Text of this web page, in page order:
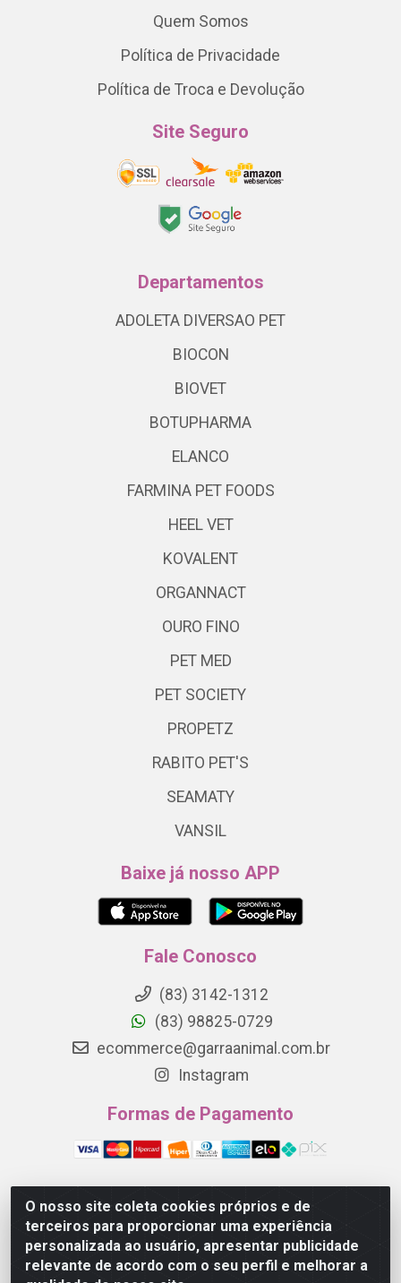
O nosso site coleta cookies próprios e de
terceiros para proporcionar uma experiência
personalizada ao usuário, apresentar publicidade
relevante de acordo com o seu perfil e melhorar a
Quem Somos
Política de Privacidade
Política de Troca e Devolução
Site Seguro
Departamentos
ADOLETA DIVERSAO PET
BIOCON
BIOVET
BOTUPHARMA
ELANCO
FARMINA PET FOODS
HEEL VET
KOVALENT
ORGANNACT
OURO FINO
PET MED
PET SOCIETY
PROPETZ
RABITO PET'S
SEAMATY
VANSIL
Baixe já nosso APP
Fale Conosco
(83) 3142-1312
(83) 98825-0729
ecommerce@garraanimal.com.br
Instagram
Formas de Pagamento
Garra Animal - Rua Quinze de Novembro, 1120 - Jardim
Continental - Campina Grande/PB - CEP 58.403-290 -
CNPJ 21.445.041/0001-61